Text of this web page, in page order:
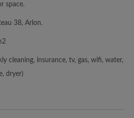
space.
38, Arlon.
cleaning, insurance, tv, gas, wifi, water,
dryer)